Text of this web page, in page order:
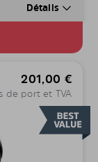
Détails
201,00 €
de port et TVA